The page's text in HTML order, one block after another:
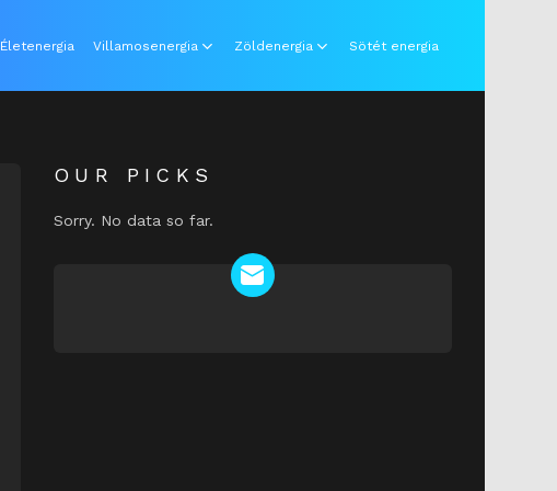
Életenergia Villamosenergia Zöldenergia Sötét energia
OUR PICKS
Sorry. No data so far.